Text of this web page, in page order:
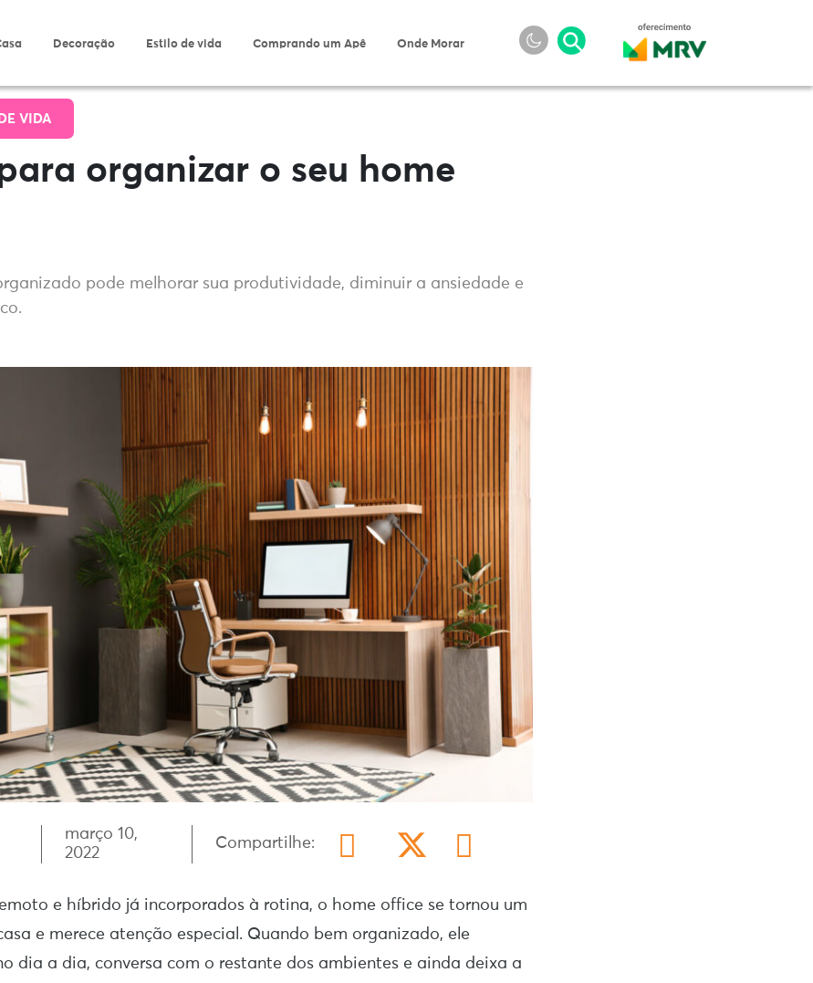
Decoração Estilo de vida Comprando um Apê Onde Morar
VIDA
organizar o seu home
pode melhorar sua produtividade, diminuir a ansiedade e
março 10,
2022
Compartilhe:
e híbrido já incorporados à rotina, o home office se tornou um
e merece atenção especial. Quando bem organizado, ele
dia a dia, conversa com o restante dos ambientes e ainda deixa a